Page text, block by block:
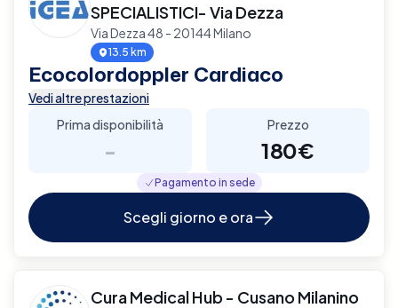
SPECIALISTICI- Via Dezza
Via Dezza 48 - 20144 Milano
13.5 km
Ecocolordoppler Cardiaco
Vedi altre prestazioni
Prima disponibilità
-
Prezzo
180€
Pagamento in sede
Scegli giorno e ora
Cura Medical Hub - Cusano Milanino